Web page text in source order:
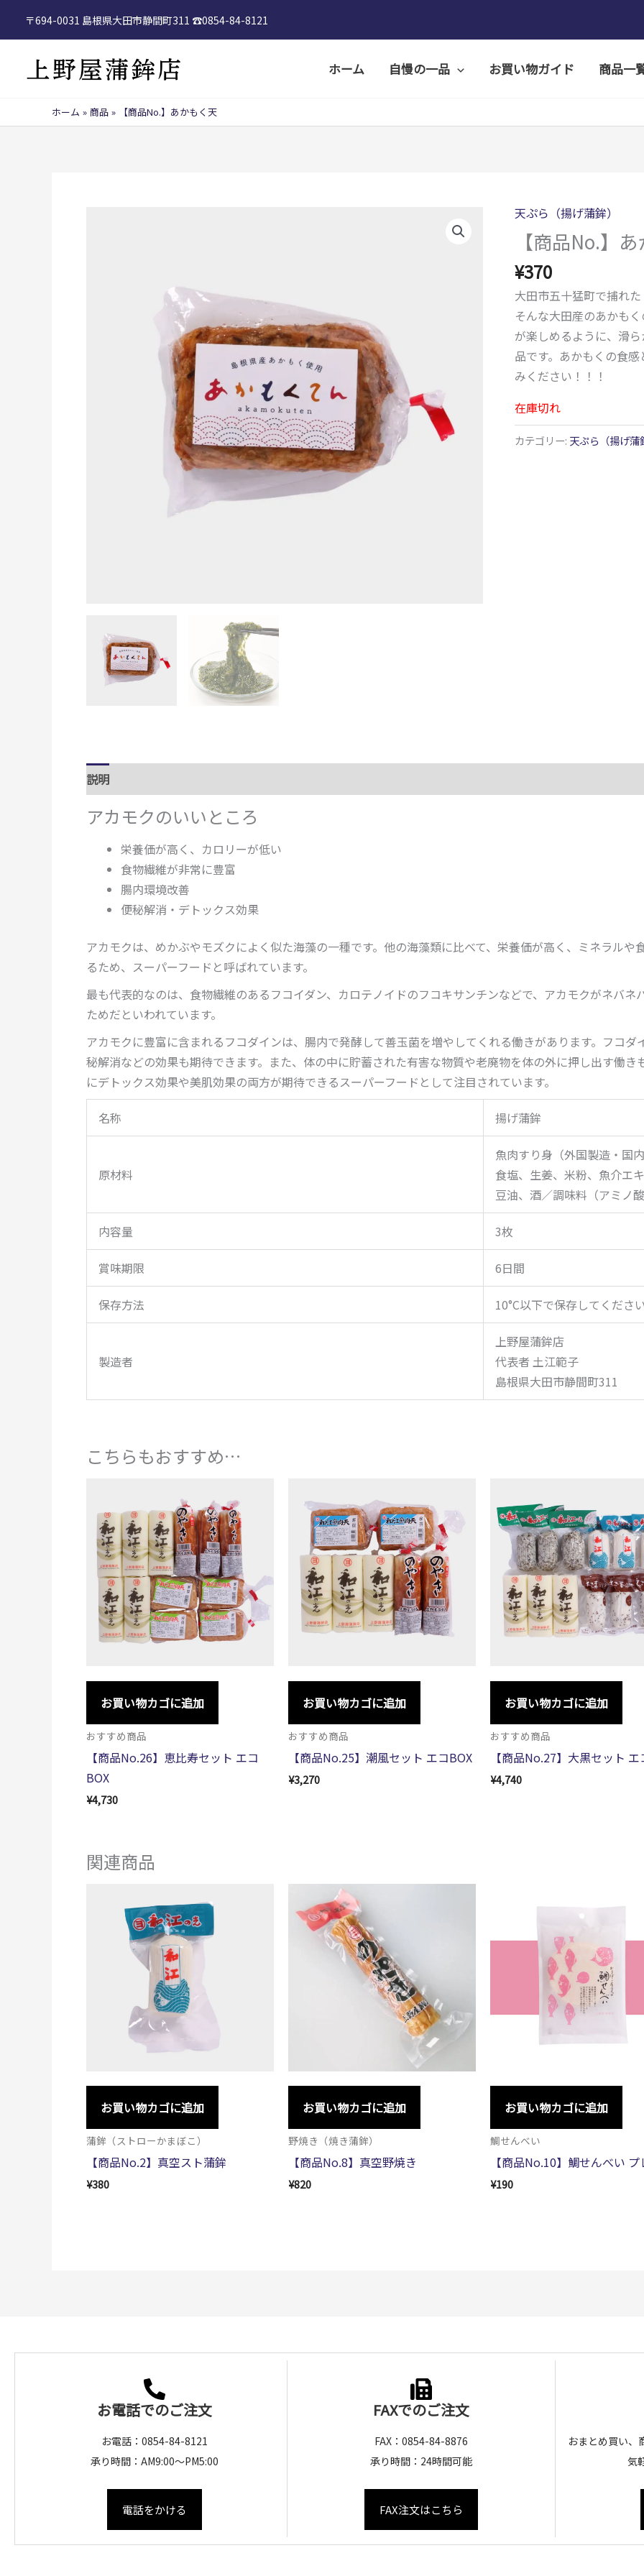
プ
〒694-0031 島根県大田市静間町311 ☎︎0854-84-8121
ホーム 自慢の一品 お買い物ガイド 商品一
ホーム 商品 【商品No.】あかもく天
天ぷら（揚げ蒲鉾）
【商品No.】
¥370
大田市五十猛町で捕れ
そんな大田産のあかも
が楽しめるように、滑
品です。あかもくの食
みください！！！
在庫切れ
カテゴリー: 天ぷら（揚げ蒲
説明
アカモクのいいところ
栄養価が高く、カロリーが低い
食物繊維が非常に豊富
腸内環境改善
便秘解消・デトックス効果
アカモクは、めかぶやモズクによく似た海藻の一種です。他の海藻類に比べて、栄養価が高く、ミネラル
るため、スーパーフードと呼ばれています。
最も代表的なのは、食物繊維のあるフコイダン、カロテノイドのフコキサンチンなどで、アカモクがネバ
ためだといわれています。
アカモクに豊富に含まれるフコダインは、腸内で発酵して善玉菌を増やしてくれる働きがあります。フコ
秘解消などの効果も期待できます。また、体の中に貯蓄された有害な物質や老廃物を体の外に押し出す働
にデトックス効果や美肌効果の両方が期待できるスーパーフードとして注目されています。
名称 揚げ蒲鉾
原材料
魚肉すり身（外国製造・国
食塩、生姜、米粉、魚介エ
豆油、酒／調味料（アミノ
内容量 3枚
賞味期限 6日間
保存方法 10°C以下で保存してくださ
製造者
上野屋蒲鉾店
代表者 土江範子
島根県大田市静間町311
こちらもおすすめ…
お買い物カゴに追加
おすすめ商品
【商品No.26】恵比寿セット エコ
BOX
¥4,730
お買い物カゴに追加
おすすめ商品
【商品No.25】潮風セット エコBOX
¥3,270
お買い物カゴに追加
おすすめ商品
【商品No.27】大黒セット エ
¥4,740
関連商品
お買い物カゴに追加
蒲鉾（ストローかまぼこ）
【商品No.2】真空スト蒲鉾
¥380
お買い物カゴに追加
野焼き（焼き蒲鉾）
【商品No.8】真空野焼き
¥820
お買い物カゴに追加
鯛せんべい
【商品No.10】鯛せんべい プ
¥190
お電話でのご注文
お電話：0854-84-8121
承り時間：AM9:00～PM5:00
電話をかける
FAXでのご注文
FAX：0854-84-8876
承り時間：24時間可能
FAX注文はこちら
おまとめ買い、
気